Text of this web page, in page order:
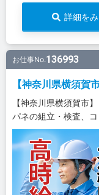
詳細を
お仕事No.136993
【神奈川県横須賀
【神奈川県横須賀市
パネの組立・検査、